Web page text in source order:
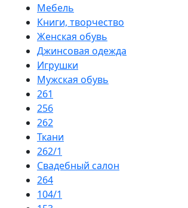
Мебель
Книги, творчество
Женская обувь
Джинсовая одежда
Игрушки
Мужская обувь
261
256
262
Ткани
262/1
Свадебный салон
264
104/1